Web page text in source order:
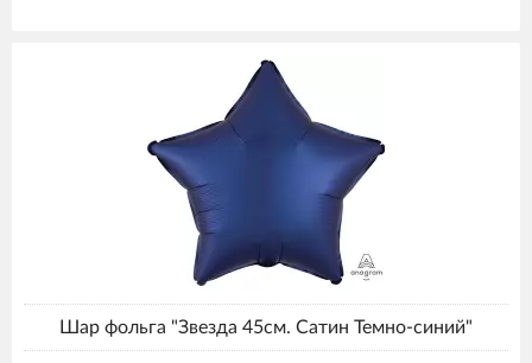
Шар фольга "Звезда 45см. Сатин Темно-синий"